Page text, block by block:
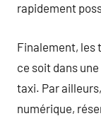
rapidement
Finalement, les
ce soit dans
taxi. Par
numérique,